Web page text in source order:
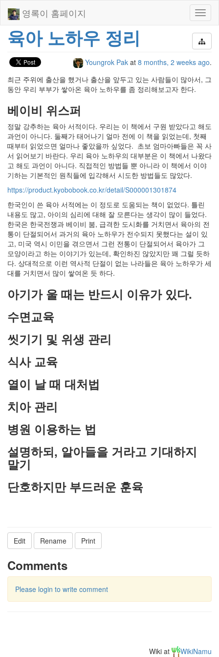
영록이 홈페이지
육아 노하우 정리
Youngrok Pak at 8 months, 2 weeks ago.
최근 주위에 출산을 했거나 출산을 앞두고 있는 사람들이 많아서, 그
동안 우리 부부가 쌓아온 육아 노하우를 좀 정리해보고자 한다.
베이비 위스퍼
정말 강추하는 육아 서적이다. 우리는 이 책에서 구원 받았다고 해도
과언이 아니다. 둘째가 태어나기 얼마 전에 이 책을 읽었는데, 첫째
때부터 읽었으면 얼마나 좋았을까 싶었다. 초보 엄마아빠들은 꼭 사
서 읽어보기 바란다. 우리 육아 노하우의 대부분은 이 책에서 나왔다
고 해도 과언이 아니다. 직접적인 방법들 뿐 아니라 이 책에서 이야
기하는 기본적인 원칙들에 입각해서 시도한 방법들도 많았다.
https://product.kyobobook.co.kr/detail/S000001301874
한국인이 쓴 육아 서적에는 이 정도로 도움되는 책이 없었다. 틀린
내용도 많고, 아이의 심리에 대해 잘 모른다는 생각이 많이 들었다.
한국은 한국전쟁과 베이비 붐, 급격한 도시화를 거치면서 육아의 전
통이 단절되어서 과거의 육아 노하우가 전수되지 못했다는 설이 있
고, 미국 역시 이민을 겪으면서 그런 전통이 단절되어서 육아가 그
모양이라고 하는 이야기가 있는데, 확인하진 않았지만 꽤 그럴 듯하
다. 상대적으로 이런 역사적 단절이 없는 나라들은 육아 노하우가 세
대를 거치면서 많이 쌓여온 듯 하다.
아기가 울 때는 반드시 이유가 있다.
수면교육
씻기기 및 위생 관리
식사 교육
열이 날 때 대처법
치아 관리
병원 이용하는 법
설명하되, 알아들을 거라고 기대하지
말기
단호하지만 부드러운 훈육
Edit Rename Print
Comments
Please login to write comment
Wiki at WikiNamu